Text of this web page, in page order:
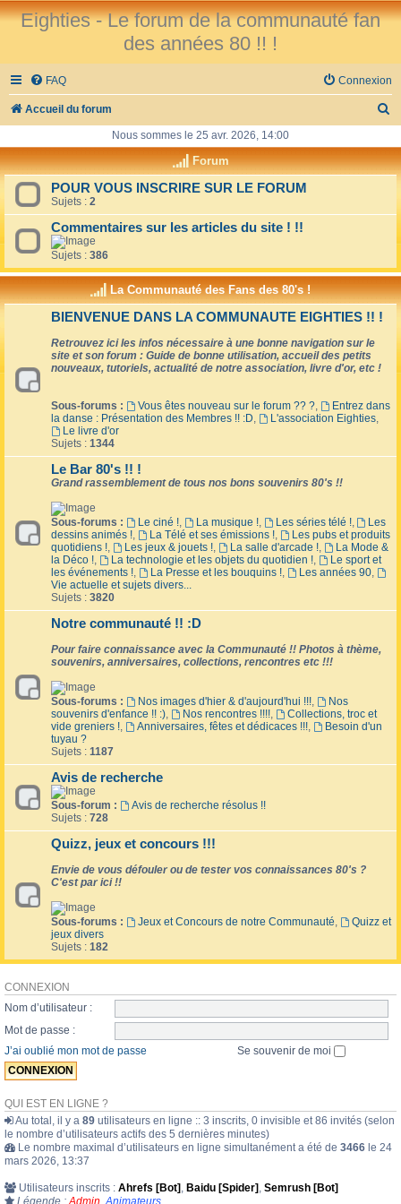
Eighties - Le forum de la communauté fan
des années 80 !! !
FAQ Connexion
Accueil du forum
h
h
e
Nous sommes le 25 avr. 2026, 14:00
Forum
POUR VOUS INSCRIRE SUR LE FORUM
Sujets : 2
Commentaires sur les articles du site ! !!
Sujets : 386
La Communauté des Fans des 80's !
BIENVENUE DANS LA COMMUNAUTE EIGHTIES !! !
Retrouvez ici les infos nécessaire à une bonne navigation sur le
site et son forum : Guide de bonne utilisation, accueil des petits
nouveaux, tutoriels, actualité de notre association, livre d'or, etc !
Sous-forums : Vous êtes nouveau sur le forum ?? ?,
Entrez dans
la danse : Présentation des Membres !! :D, L'association Eighties,
Le livre d'or
Sujets : 1344
Le Bar 80's !! !
Grand rassemblement de tous nos bons souvenirs 80's !!
Sous-forums : Le ciné !, La musique !, Les séries télé !,
Les
dessins animés !, La Télé et ses émissions !,
Les pubs et produits
quotidiens !, Les jeux & jouets !, La salle d'arcade !,
La Mode &
la Déco !, La technologie et les objets du quotidien !,
Le sport et
les événements !, La Presse et les bouquins !, Les années 90,
Vie actuelle et sujets divers...
Sujets : 3820
Notre communauté !! :D
Pour faire connaissance avec la Communauté !! Photos à thème,
souvenirs, anniversaires, collections, rencontres etc !!!
Sous-forums : Nos images d'hier & d'aujourd'hui !!!,
Nos
souvenirs d'enfance !! :), Nos rencontres !!!!,
Collections, troc et
vide greniers !, Anniversaires, fêtes et dédicaces !!!,
Besoin d'un
tuyau ?
Sujets : 1187
Avis de recherche
Sous-forum :
Avis de recherche résolus !!
Sujets : 728
Quizz, jeux et concours !!!
Envie de vous défouler ou de tester vos connaissances 80's ?
C'est par ici !!
Sous-forums : Jeux et Concours de notre Communauté,
Quizz et
jeux divers
Sujets : 182
CONNEXION
Nom d’utilisateur :
Mot de passe :
J’ai oublié mon mot de passe
Se souvenir de moi
QUI EST EN LIGNE ?
Au total, il y a 89 utilisateurs en ligne :: 3 inscrits, 0 invisible et 86 invités (selon
le nombre d’utilisateurs actifs des 5 dernières minutes)
Le nombre maximal d’utilisateurs en ligne simultanément a été de 3466 le 24
mars 2026, 13:37
Utilisateurs inscrits : Ahrefs [Bot] , Baidu [Spider] , Semrush [Bot]
Légende : Admin Animateurs